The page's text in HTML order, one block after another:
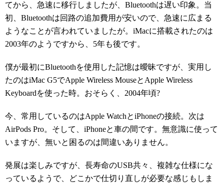
てから、急速に移行しましたが、Bluetoothは遅い印象。当
初、Bluetoothは回路の追加費用が安いので、急速に広まる
ようなことが言われていましたが。iMacに搭載されたのは
2003年のようですから、5年も後です。
僕が最初にBluetoothを使用した記憶は曖昧ですが、実用し
たのはiMac G5でApple Wireless MouseとApple Wireless
Keyboardを使った時。おそらく、2004年頃?
今、常用しているのはApple WatchとiPhoneの接続。次は
AirPods Pro。そして、iPhoneと車の間です。無意識に使って
いますが、無いと困るのは間違いありません。
発展は楽しみですが、長寿命のUSB共々、複雑な仕様にな
っているようで、どこかで仕切り直しが必要な感じもしま